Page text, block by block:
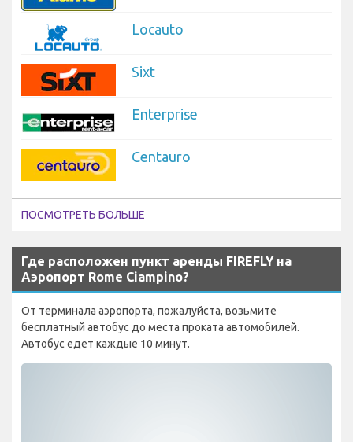
Locauto
Sixt
Enterprise
Centauro
ПОСМОТРЕТЬ БОЛЬШЕ
Где расположен пункт аренды FIREFLY на
Аэропорт Rome Ciampino?
От терминала аэропорта, пожалуйста, возьмите
бесплатный автобус до места проката автомобилей.
Автобус едет каждые 10 минут.